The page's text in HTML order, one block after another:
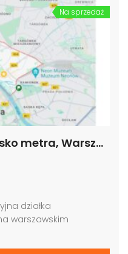
Na sprzedaż
Grunt pod budowę, blisko metra, Warszawa
działka
warszawskim